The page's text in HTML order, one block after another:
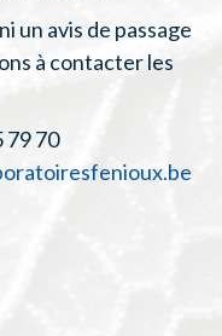
un avis de passage
à contacter les
79 70